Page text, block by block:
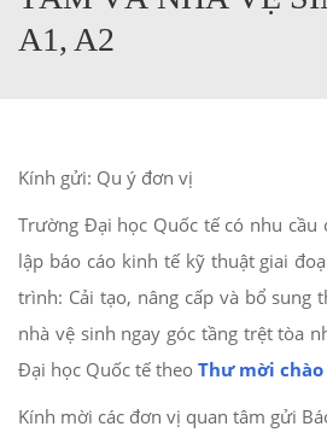
A1, A2
Kính gửi: Qu ý đơn vị
Trường Đại học Quốc tế có nhu cầu
lập báo cáo kinh tế kỹ thuật giai
trình: Cải tạo, nâng cấp và bổ sung
nhà vệ sinh ngay góc tầng trệt tòa
Đại học Quốc tế theo Thư mời
Kính mời các đơn vị quan tâm gửi